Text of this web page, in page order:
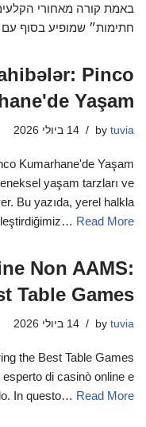
באמת קורה מאחורי
חתימות״ שמופיע בסוף עם
Pinco
Yaşam
by tuvia 14 ביולי 2026
Kumarhane'de Yaşam
yaşam tarzları ve
Bu yazıda, yerel halkla
Read More »
Non AAMS:
Table Games
by tuvia 14 ביולי 2026
the Best Table Games
di casinò online e
In questo… Read More »